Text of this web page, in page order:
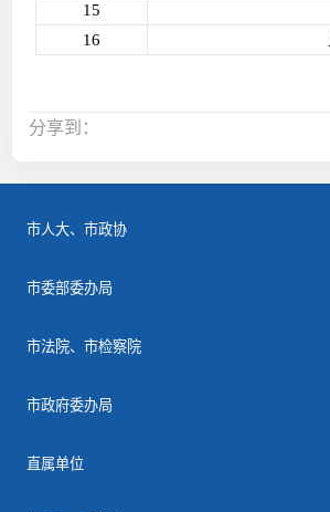
15
16
分享到：
市人大、市政协
市委部委办局
市法院、市检察院
市政府委办局
直属单位